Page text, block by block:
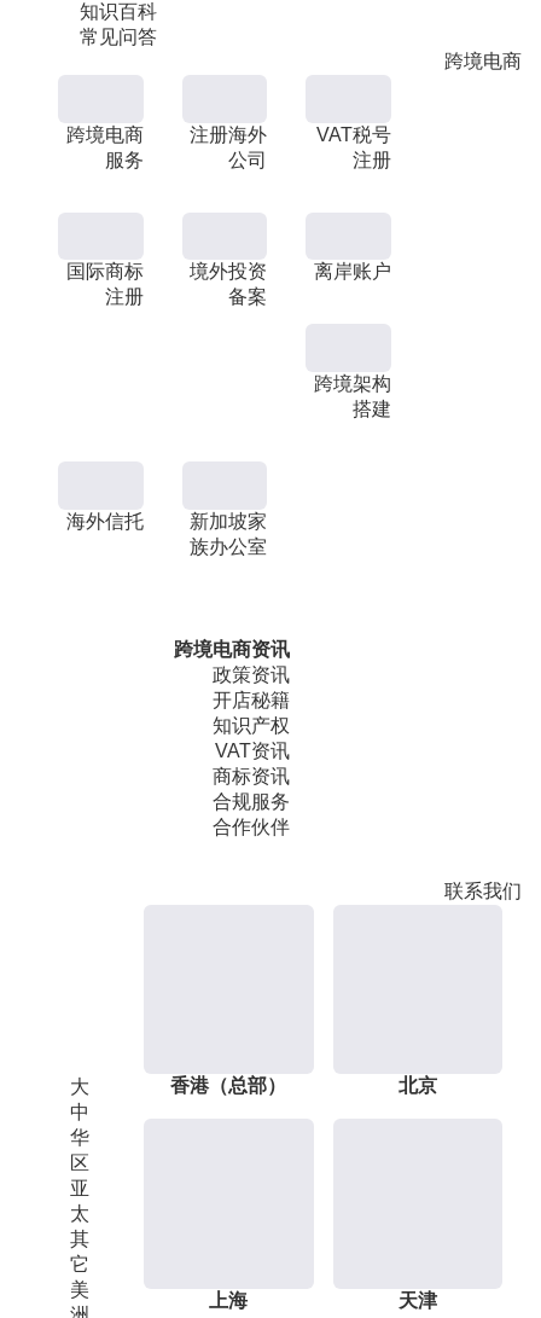
知识百科
常见问答
跨境电商
跨境电商
服务
注册海外
公司
VAT税号
注册
国际商标
注册
境外投资
备案
离岸账户
跨境架构
搭建
海外信托
新加坡家
族办公室
跨境电商资讯
政策资讯
开店秘籍
知识产权
VAT资讯
商标资讯
合规服务
合作伙伴
联系我们
大
中
华
区
亚
太
其
它
美
香港（总部） 北京
上海 天津